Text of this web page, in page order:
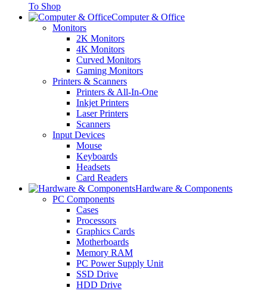
To Shop
Computer & Office
Monitors
2K Monitors
4K Monitors
Curved Monitors
Gaming Monitors
Printers & Scanners
Printers & All-In-One
Inkjet Printers
Laser Printers
Scanners
Input Devices
Mouse
Keyboards
Headsets
Card Readers
Hardware & Components
PC Components
Cases
Processors
Graphics Cards
Motherboards
Memory RAM
PC Power Supply Unit
SSD Drive
HDD Drive